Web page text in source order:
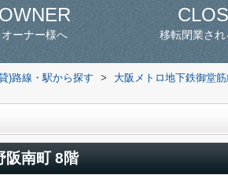
OWNER
オーナー様へ 移転閉業さ
)路線・駅から探す >
大阪メトロ地下鉄御堂
阪南町 8階